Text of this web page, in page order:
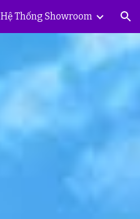
Hệ Thống Showroom